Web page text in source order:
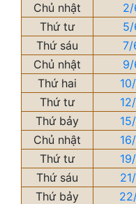
Chủ nhật
Thứ tư
Thứ sáu
7/
Chủ nhật
Thứ hai
Thứ tư
Thứ bảy
Chủ nhật
Thứ tư
Thứ sáu
Thứ bảy